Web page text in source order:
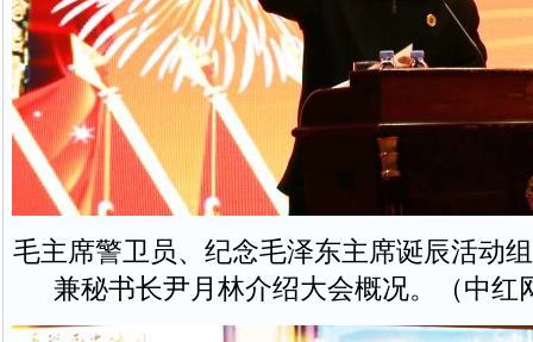
毛主席警卫员、纪念毛泽东主席诞辰活动
兼秘书长尹月林介绍大会概况。（中红